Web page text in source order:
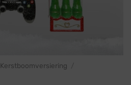
Kerstboomversiering